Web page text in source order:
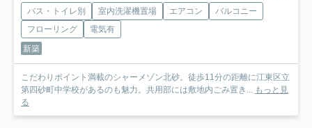
バス・トイレ別 室内洗濯機置場 エアコン
バルコニー
フローリング
電気有
新築
こだわりポイント満載のシャーメゾン北砂。徒歩11分の距離に江東区立
第四砂町中学校があるのも魅力。共用部には敷地内ごみ置き... もっと見
る